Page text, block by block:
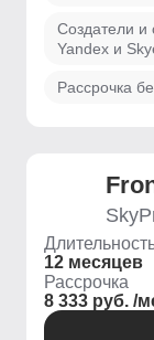
Создатели и
Yandex и
Рассрочка
12 месяцев
Рассрочка
8 333 руб. /